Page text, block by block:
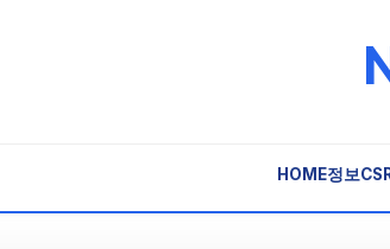
HOME정보